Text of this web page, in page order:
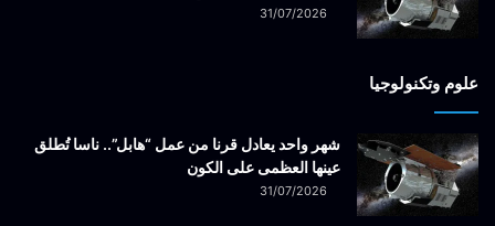
31/07/2026
علوم وتكنولوجيا
شهر واحد يعادل قرنا من عمل “هابل”.. ناسا تُطلق
عينها العظمى على الكون
31/07/2026